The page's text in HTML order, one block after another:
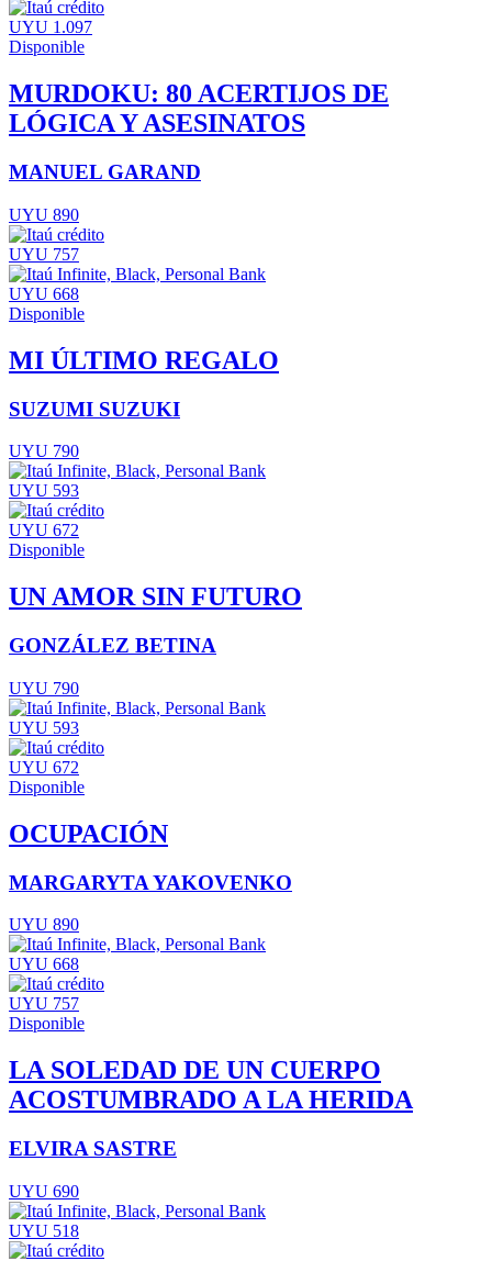
UYU 1.097
Disponible
MURDOKU: 80 ACERTIJOS DE
LÓGICA Y ASESINATOS
MANUEL GARAND
UYU 890
UYU 757
UYU 668
Disponible
MI ÚLTIMO REGALO
SUZUMI SUZUKI
UYU 790
UYU 593
UYU 672
Disponible
UN AMOR SIN FUTURO
GONZÁLEZ BETINA
UYU 790
UYU 593
UYU 672
Disponible
OCUPACIÓN
MARGARYTA YAKOVENKO
UYU 890
UYU 668
UYU 757
Disponible
LA SOLEDAD DE UN CUERPO
ACOSTUMBRADO A LA HERIDA
ELVIRA SASTRE
UYU 690
UYU 518